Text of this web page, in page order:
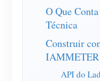
Carregador EV
IAMMETER
Medidor virtual
O Que
Técnica
Construir
IAMMETER
API do